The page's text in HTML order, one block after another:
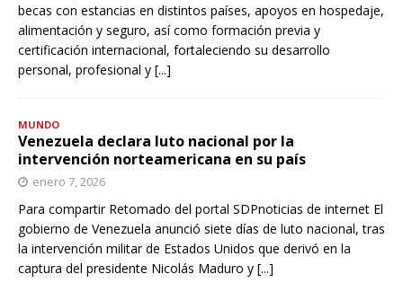
becas con estancias en distintos países, apoyos en hospedaje,
alimentación y seguro, así como formación previa y
certificación internacional, fortaleciendo su desarrollo
personal, profesional y [...]
MUNDO
Venezuela declara luto nacional por la
intervención norteamericana en su país
enero 7, 2026
Para compartir Retomado del portal SDPnoticias de internet El
gobierno de Venezuela anunció siete días de luto nacional, tras
la intervención militar de Estados Unidos que derivó en la
captura del presidente Nicolás Maduro y [...]